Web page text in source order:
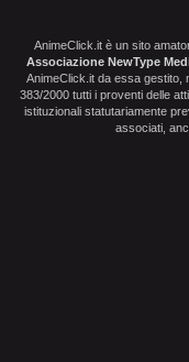
AnimeClick.it è un sito
Associazione NewType
AnimeClick.it da essa gestito,
383/2000 tutti i proventi delle
istituzionali statutariamente
associati,